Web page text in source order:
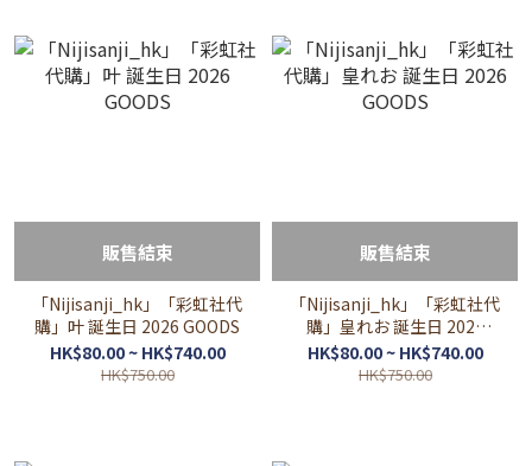
販售結束
「Nijisanji_hk」「彩虹社代
購」叶 誕生日 2026 GOODS
HK$80.00 ~ HK$740.00
HK$750.00
販售結束
「Nijisanji_hk」「彩虹社代
購」皇れお 誕生日 2026
GOODS
HK$80.00 ~ HK$740.00
HK$750.00